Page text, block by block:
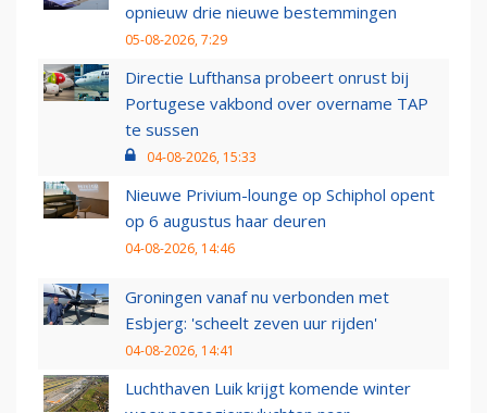
opnieuw drie nieuwe bestemmingen
05-08-2026, 7:29
Directie Lufthansa probeert onrust bij
Portugese vakbond over overname TAP
te sussen
04-08-2026, 15:33
Nieuwe Privium-lounge op Schiphol opent
op 6 augustus haar deuren
04-08-2026, 14:46
Groningen vanaf nu verbonden met
Esbjerg: 'scheelt zeven uur rijden'
04-08-2026, 14:41
Luchthaven Luik krijgt komende winter